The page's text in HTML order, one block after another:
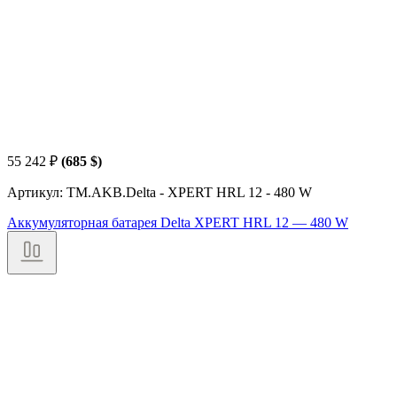
55 242 ₽ (685 $)
Артикул: TM.AKB.Delta - XPERT HRL 12 - 480 W
Аккумуляторная батарея Delta XPERT HRL 12 — 480 W